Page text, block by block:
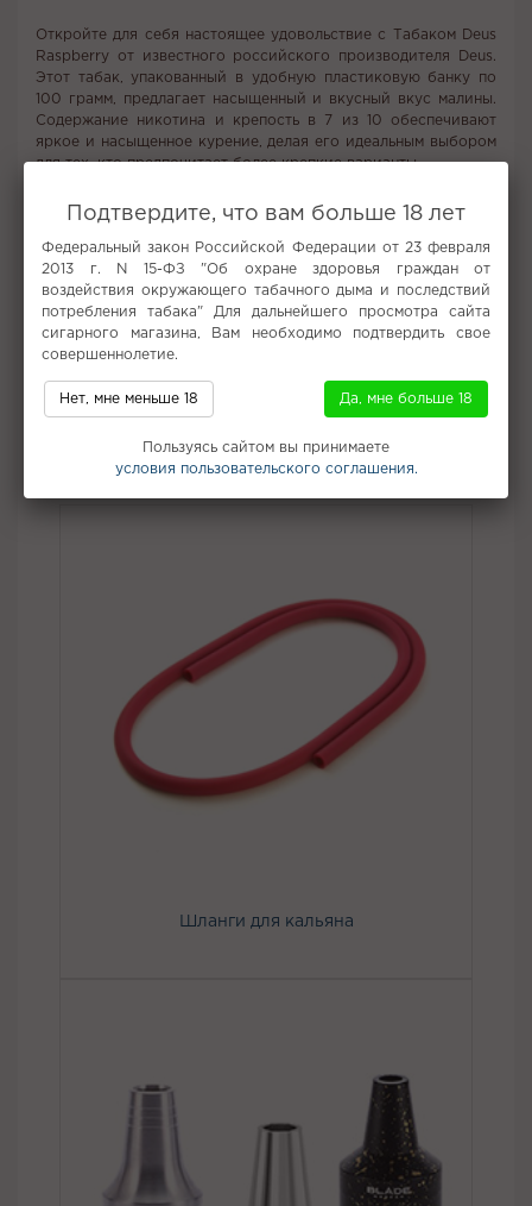
Откройте для себя настоящее удовольствие с Табаком Deus
Raspberry от известного российского производителя Deus.
Этот табак, упакованный в удобную пластиковую банку по
100 грамм, предлагает насыщенный и вкусный вкус малины.
Содержание никотина и крепость в 7 из 10 обеспечивают
яркое и насыщенное курение, делая его идеальным выбором
для тех, кто предпочитает более крепкие варианты.
Состав табака включает карамельную патоку, растительный
глицерин и натуральные ароматизаторы, что гарантирует
отличное качество и чистоту вкуса. Приобрести Табак Deus
Raspberry можно в интернет-магазине Кальян Центр по
привлекательной цене. Не упустите возможность насладиться
качественным курением с быстрой доставкой прямо к вашей
двери.
Все вкусы табака для кальяна Deus
Не забудьте купить
Шланги для кальяна
Подтвердите, что вам больше 18 лет
Федеральный закон Российской Федерации от 23 февраля
2013 г. N 15-ФЗ "Об охране здоровья граждан от
воздействия окружающего табачного дыма и последствий
потребления табака" Для дальнейшего просмотра сайта
сигарного магазина, Вам необходимо подтвердить свое
совершеннолетие.
Нет, мне меньше 18 Да, мне больше 18
Пользуясь сайтом вы принимаете
условия пользовательского соглашения.